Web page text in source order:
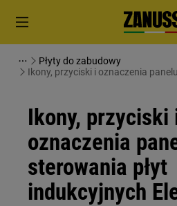
Płyty do zabudowy
Ikony, przyciski i oznaczenia
Ikony, przyciski
oznaczenia
sterowania płyt
indukcyjnych